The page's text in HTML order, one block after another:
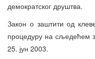
демократског друштва.
Закон о заштити од
процедуру на сљедећем
25. јун 2003.